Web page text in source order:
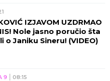
IZJAVOM UZDRMAO
Nole jasno poručio šta
o Janiku Sineru! (VIDEO)
9 08:15